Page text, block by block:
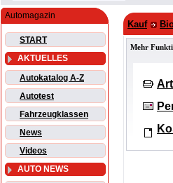
Automagazin
START
AKTUELLES
Autokatalog A-Z
Autotest
Fahrzeugklassen
News
Videos
AUTO NEWS
Kauf
Mehr